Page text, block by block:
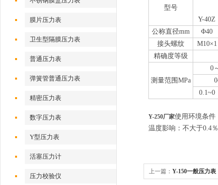
膜片压力表
卫生型隔膜压力表
普通压力表
弹簧管普通压力表
精密压力表
数字压力表
Y型压力表
活塞压力计
压力校验仪
型号
Y-40Z
公称直径mm
Φ40
接头螺纹
M10×1
精确度等级
测量范围MPa
0
0.1~0
Y-250厂家使用环境条件
温度影响：不大于0.4
上一篇： Y-150一般压力表